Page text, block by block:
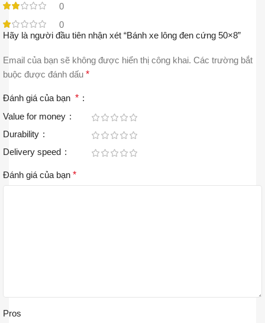
0
0
Hãy là người đầu tiên nhận xét “Bánh xe lông đen cứng 50×8”
Email của bạn sẽ không được hiển thị công khai. Các trường bắt
buộc được đánh dấu *
Đánh giá của bạn *
Value for money
Durability
Delivery speed
Đánh giá của bạn *
Pros